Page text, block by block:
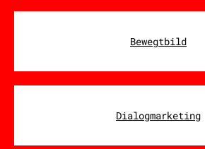
Bewegtbild
Dialogmarketing